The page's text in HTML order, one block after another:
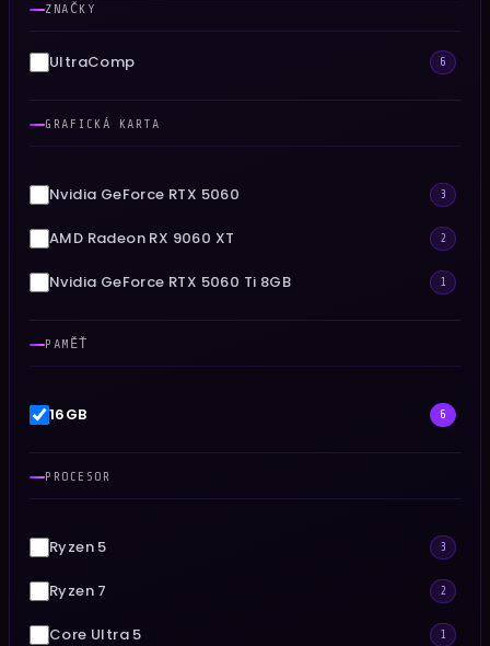
ZNAČKY
UltraComp 6
GRAFICKÁ KARTA
Nvidia GeForce RTX 5060 3
AMD Radeon RX 9060 XT 2
Nvidia GeForce RTX 5060 Ti 8GB 1
PAMĚŤ
16GB 6
PROCESOR
Ryzen 5 3
Ryzen 7 2
Core Ultra 5 1